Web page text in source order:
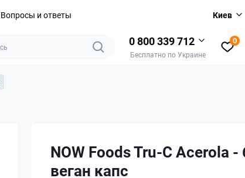
Вопросы и ответы Киев
0 800 339 712
Бесплатно по Украине
0
NOW Foods Tru-C Acerola -
веган капс